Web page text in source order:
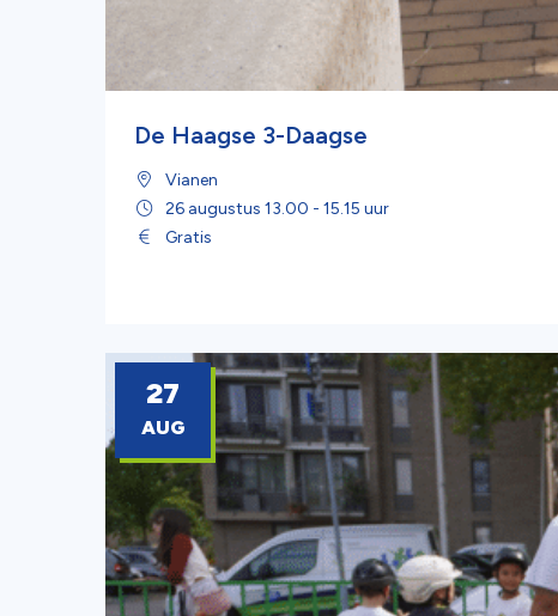
De Haagse 3-Daagse
Vianen
26 augustus 13.00 - 15.15 uur
Gratis
27
AUG